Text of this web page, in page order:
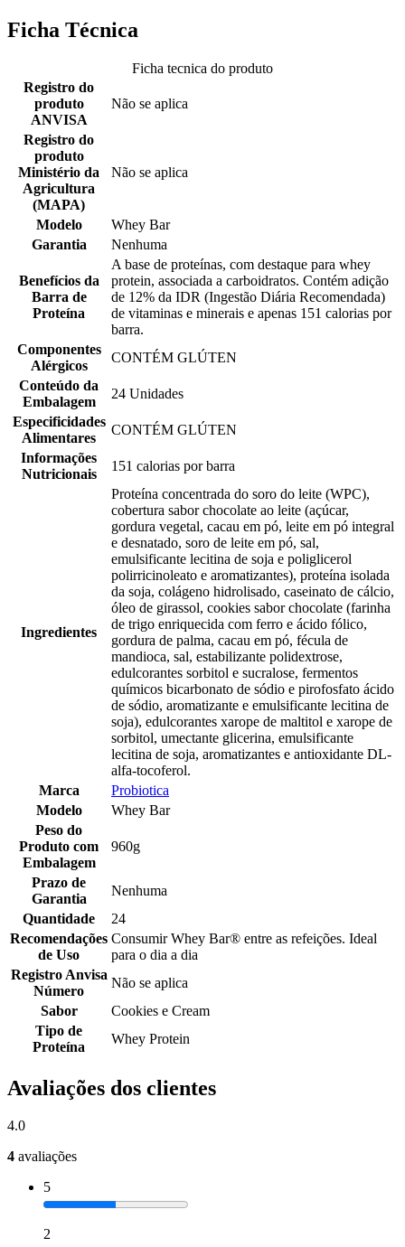
Ficha Técnica
Ficha tecnica do produto
Registro do
produto
ANVISA
Não se aplica
Registro do
produto
Ministério da
Agricultura
(MAPA)
Não se aplica
Modelo
Whey Bar
Garantia
Nenhuma
Benefícios da
Barra de
Proteína
A base de proteínas, com destaque para whey
protein, associada a carboidratos. Contém adição
de 12% da IDR (Ingestão Diária Recomendada)
de vitaminas e minerais e apenas 151 calorias por
barra.
Componentes
Alérgicos
CONTÉM GLÚTEN
Conteúdo da
Embalagem
24 Unidades
Especificidades
Alimentares
CONTÉM GLÚTEN
Informações
Nutricionais
151 calorias por barra
Ingredientes
Proteína concentrada do soro do leite (WPC),
cobertura sabor chocolate ao leite (açúcar,
gordura vegetal, cacau em pó, leite em pó integral
e desnatado, soro de leite em pó, sal,
emulsificante lecitina de soja e poliglicerol
polirricinoleato e aromatizantes), proteína isolada
da soja, colágeno hidrolisado, caseinato de cálcio,
óleo de girassol, cookies sabor chocolate (farinha
de trigo enriquecida com ferro e ácido fólico,
gordura de palma, cacau em pó, fécula de
mandioca, sal, estabilizante polidextrose,
edulcorantes sorbitol e sucralose, fermentos
químicos bicarbonato de sódio e pirofosfato ácido
de sódio, aromatizante e emulsificante lecitina de
soja), edulcorantes xarope de maltitol e xarope de
sorbitol, umectante glicerina, emulsificante
lecitina de soja, aromatizantes e antioxidante DL-
alfa-tocoferol.
Marca
Probiotica
Modelo
Whey Bar
Peso do
Produto com
Embalagem
960g
Prazo de
Garantia
Nenhuma
Quantidade
24
Recomendações
de Uso
Consumir Whey Bar® entre as refeições. Ideal
para o dia a dia
Registro Anvisa
Número
Não se aplica
Sabor
Cookies e Cream
Tipo de
Proteína
Whey Protein
Avaliações dos clientes
4.0
4 avaliações
5
2